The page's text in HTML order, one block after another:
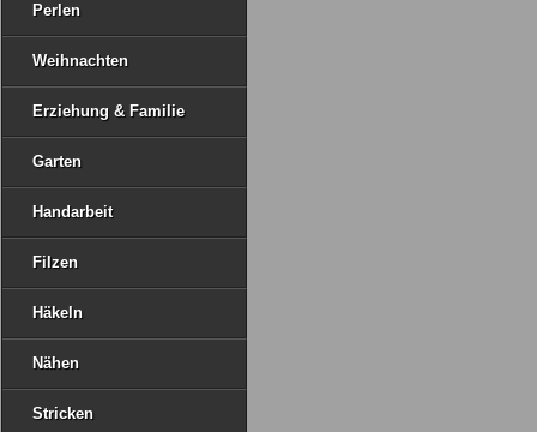
Perlen
Weihnachten
Erziehung & Familie
Garten
Handarbeit
Filzen
Häkeln
Nähen
Stricken